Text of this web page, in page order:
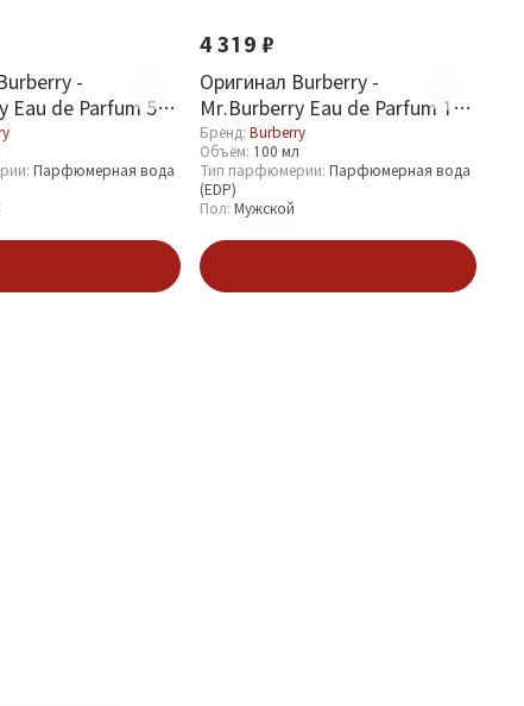
-
Eau de Parfum 50
Парфюмерная вода
4 319 ₽
Оригинал Burberry -
Mr.Burberry Eau de Parfum 100
ml
Бренд: Burberry
Объём: 100 мл
Тип парфюмерии: Парфюмерная вода
(EDP)
Пол: Мужской